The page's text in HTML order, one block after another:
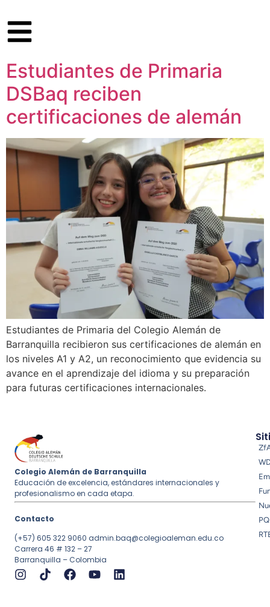
Estudiantes de Primaria
DSBaq reciben
certificaciones de alemán​
Estudiantes de Primaria del Colegio Alemán de
Barranquilla recibieron sus certificaciones de alemán en
los niveles A1 y A2, un reconocimiento que evidencia su
avance en el aprendizaje del idioma y su preparación
para futuras certificaciones internacionales.
Colegio Alemán de Barranquilla
Educación de excelencia, estándares internacionales y
profesionalismo en cada etapa.
Contacto
(+57) 605 322 9060 admin.baq@colegioaleman.edu.co
Carrera 46 # 132 – 27
Barranquilla – Colombia